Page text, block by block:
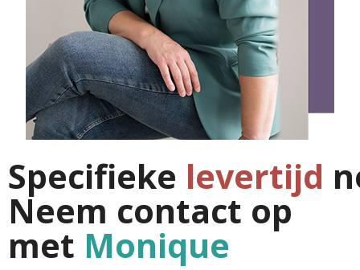
Specifieke levertijd
Neem contact op
met Monique